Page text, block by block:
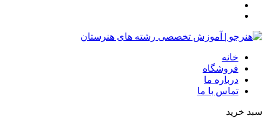
خانه
فروشگاه
درباره ما
تماس با ما
سبد خرید